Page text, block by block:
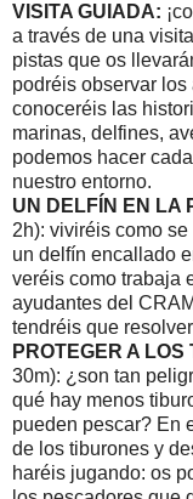
VISITA GUIADA:
a través de una
pistas que os
podréis observar
conoceréis las
marinas, delfines,
podemos hacer
nuestro entorno.
UN DELFÍN EN LA
2h): viviréis como
un delfín encallado
veréis como trabaja
ayudantes del
tendréis que
PROTEGER A LOS
30m): ¿son tan
qué hay menos
pueden pescar? En
de los tiburones y
haréis jugando: os